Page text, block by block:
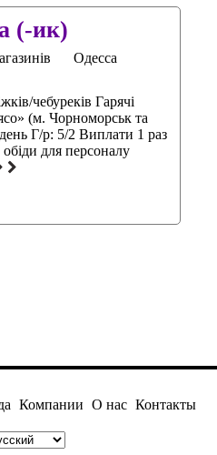
(-ик)
Одесса
чебуреків Гарячі
(м. Чорноморськ та
Г/р: 5/2 Виплати 1 раз
для персоналу
Компании О нас Контакты